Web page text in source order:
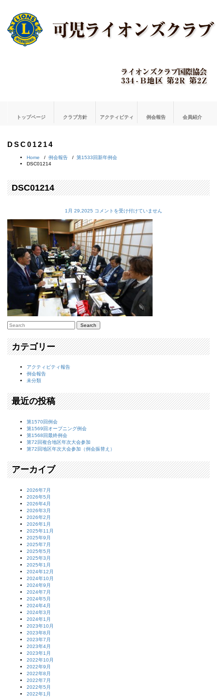
トップページ クラブ方針 アクティビティ 例会報告 会員紹介
DSC01214
Home / 例会報告 / 第1533回新年例会
DSC01214
DSC01214
1月 29,2025 DSC01214
コメントを受け付けていません
カテゴリー
アクティビティ報告
例会報告
未分類
最近の投稿
第1570回例会
第1569回オープニング例会
第1568回最終例会
第72回複合地区年次大会参加
第72回地区年次大会参加（例会振替え）
アーカイブ
2026年7月
2026年5月
2026年4月
2026年3月
2026年2月
2026年1月
2025年11月
2025年9月
2025年7月
2025年5月
2025年3月
2025年1月
2024年12月
2024年10月
2024年9月
2024年7月
2024年5月
2024年4月
2024年3月
2024年1月
2023年10月
2023年8月
2023年7月
2023年4月
2023年1月
2022年10月
2022年9月
2022年8月
2022年7月
2022年5月
2022年1月